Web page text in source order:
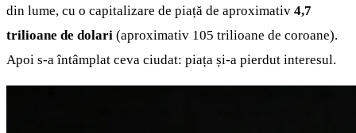
din lume, cu o capitalizare de piață de aproximativ 4,7
trilioane de dolari (aproximativ 105 trilioane de coroane).
Apoi s-a întâmplat ceva ciudat: piața și-a pierdut interesul.